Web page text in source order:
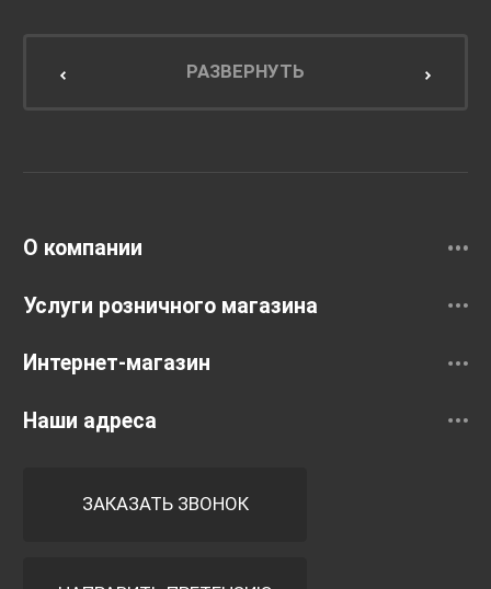
Мебель для кухниРАЗВЕРНУТЬ
О компании
Услуги розничного магазина
Интернет-магазин
Наши адреса
ЗАКАЗАТЬ ЗВОНОК